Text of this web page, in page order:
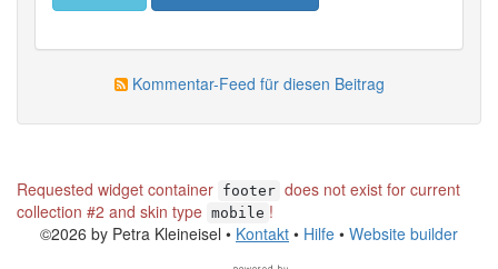
Kommentar-Feed für diesen Beitrag
Requested widget container footer does not exist for current
collection #2 and skin type mobile !
©2026 by Petra Kleineisel • Kontakt • Hilfe • Website builder